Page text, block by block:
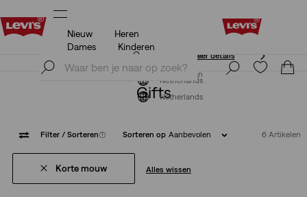
Unidays: Studenten krijgen 20% korting
Meld je nu aan
Netherlands
Nieuw
Heren
Dames
Kinderen
Unidays: Studenten krijgen 20% kortingMeer details
Meld je nu aan
Netherlands
Gifts
Filter / Sorteren(1) Sorteren op Aanbevolen 6 Artikelen
Korte mouw Alles wissen